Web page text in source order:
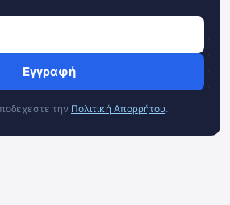
Εγγραφή
την Πολιτική Απορρήτου.